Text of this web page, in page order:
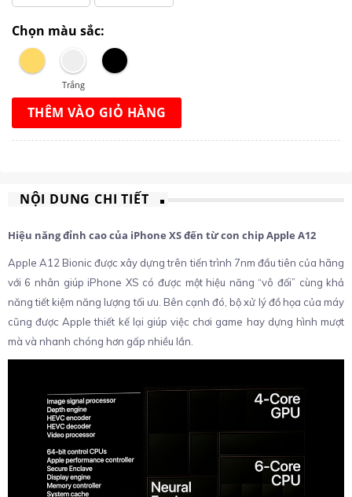
Chọn màu sắc:
Trắng
THÊM VÀO GIỎ HÀNG
NỘI DUNG CHI TIẾT
Hiệu năng đỉnh cao của iPhone XS đến từ con chip Apple A12
Apple A12 Bionic được xây dựng trên tiến trình 7nm đầu tiên của hãng
với 6 nhân giúp iPhone XS có được một hiệu năng “vô đối” cùng khả
năng tiết kiệm năng lượng tối ưu. Bên cạnh đó, bộ xử lý đồ họa của máy
cũng được Apple thiết kế lại giúp việc chơi game hay dựng hình mượt
mà và nhanh chóng hơn gấp nhiều lần.